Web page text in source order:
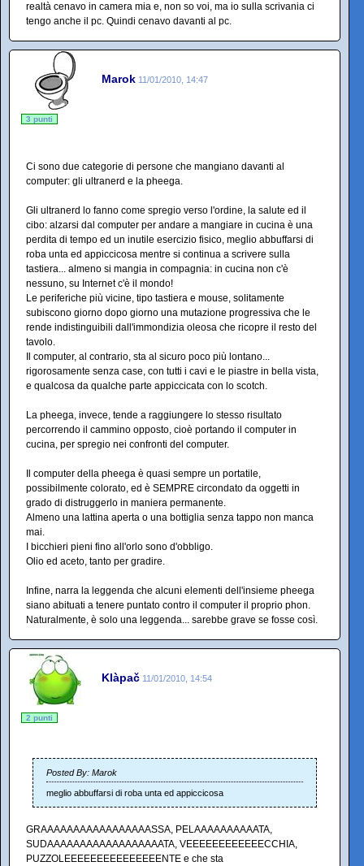
realtà cenavo in camera mia e, non so voi, ma io sulla scrivania ci
tengo anche il pc. Quindi cenavo davanti al pc.
Marok 11/01/2010, 14:47
3 punti
Ci sono due categorie di persone che mangiano davanti al
computer: gli ultranerd e la pheega.
Gli ultranerd lo fanno come spregio verso l'ordine, la salute ed il
cibo: alzarsi dal computer per andare a mangiare in cucina è una
perdita di tempo ed un inutile esercizio fisico, meglio abbuffarsi di
roba unta ed appiccicosa mentre si continua a scrivere sulla
tastiera... almeno si mangia in compagnia: in cucina non c'è
nessuno, su Internet c'è il mondo!
Le periferiche più vicine, tipo tastiera e mouse, solitamente
subiscono giorno dopo giorno una mutazione progressiva che le
rende indistinguibili dall'immondizia oleosa che ricopre il resto del
tavolo.
Il computer, al contrario, sta al sicuro poco più lontano...
rigorosamente senza case, con tutti i cavi e le piastre in bella vista,
e qualcosa da qualche parte appiccicata con lo scotch.
La pheega, invece, tende a raggiungere lo stesso risultato
percorrendo il cammino opposto, cioè portando il computer in
cucina, per spregio nei confronti del computer.
Il computer della pheega è quasi sempre un portatile,
possibilmente colorato, ed è SEMPRE circondato da oggetti in
grado di distruggerlo in maniera permanente.
Almeno una lattina aperta o una bottiglia senza tappo non manca
mai.
I bicchieri pieni fino all'orlo sono d'obbligo.
Olio ed aceto, tanto per gradire.
Infine, narra la leggenda che alcuni elementi dell'insieme pheega
siano abituati a tenere puntato contro il computer il proprio phon.
Naturalmente, è solo una leggenda... sarebbe grave se fosse così.
Klàpač 11/01/2010, 14:54
2 punti
Posted By: Marok
meglio abbuffarsi di roba unta ed appiccicosa
GRAAAAAAAAAAAAAAAAASSA, PELAAAAAAAAAATA,
SUDAAAAAAAAAAAAAAAAAATA, VEEEEEEEEEEEECCHIA,
PUZZOLEEEEEEEEEEEEEEENTE e che sta